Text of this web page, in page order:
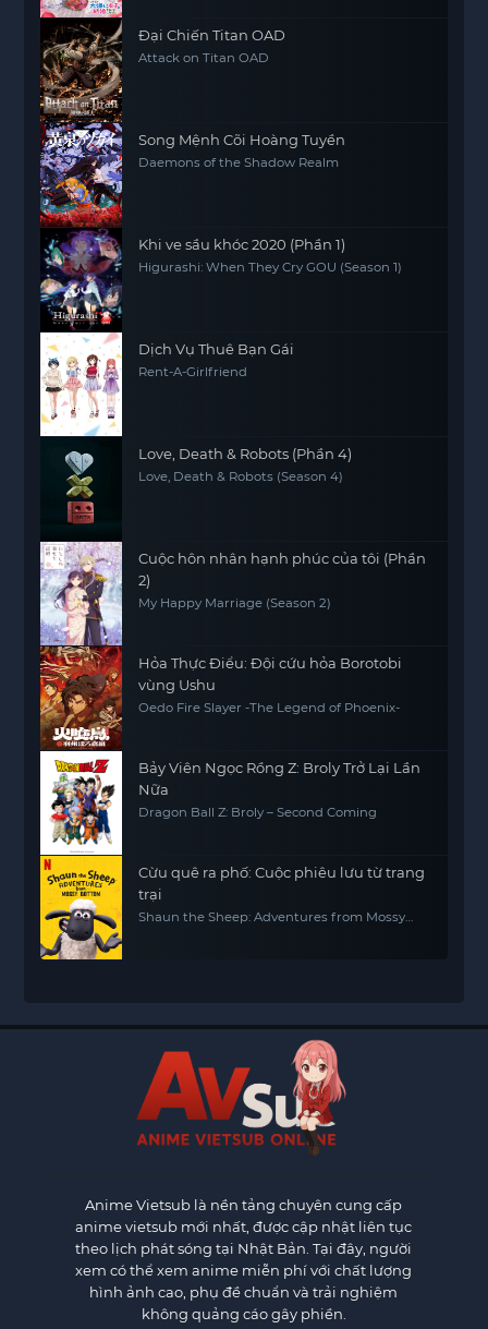
Đại Chiến Titan OAD
Attack on Titan OAD
Song Mệnh Cõi Hoàng Tuyền
Daemons of the Shadow Realm
Khi ve sầu khóc 2020 (Phần 1)
Higurashi: When They Cry GOU (Season 1)
Dịch Vụ Thuê Bạn Gái
Rent-A-Girlfriend
Love, Death & Robots (Phần 4)
Love, Death & Robots (Season 4)
Cuộc hôn nhân hạnh phúc của tôi (Phần
2)
My Happy Marriage (Season 2)
Hỏa Thực Điểu: Đội cứu hỏa Borotobi
vùng Ushu
Oedo Fire Slayer -The Legend of Phoenix-
Bảy Viên Ngọc Rồng Z: Broly Trở Lại Lần
Nữa
Dragon Ball Z: Broly – Second Coming
Cừu quê ra phố: Cuộc phiêu lưu từ trang
trại
Shaun the Sheep: Adventures from Mossy
Anime Vietsub là nền tảng chuyên cung cấp
anime vietsub mới nhất, được cập nhật liên tục
theo lịch phát sóng tại Nhật Bản. Tại đây, người
xem có thể xem anime miễn phí với chất lượng
hình ảnh cao, phụ đề chuẩn và trải nghiệm
không quảng cáo gây phiền.